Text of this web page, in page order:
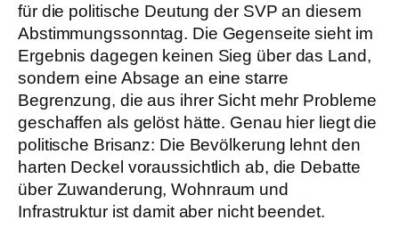
für die politische Deutung der SVP an diesem
Abstimmungssonntag. Die Gegenseite sieht im
Ergebnis dagegen keinen Sieg über das Land,
sondern eine Absage an eine starre
Begrenzung, die aus ihrer Sicht mehr Probleme
geschaffen als gelöst hätte. Genau hier liegt die
politische Brisanz: Die Bevölkerung lehnt den
harten Deckel voraussichtlich ab, die Debatte
über Zuwanderung, Wohnraum und
Infrastruktur ist damit aber nicht beendet.